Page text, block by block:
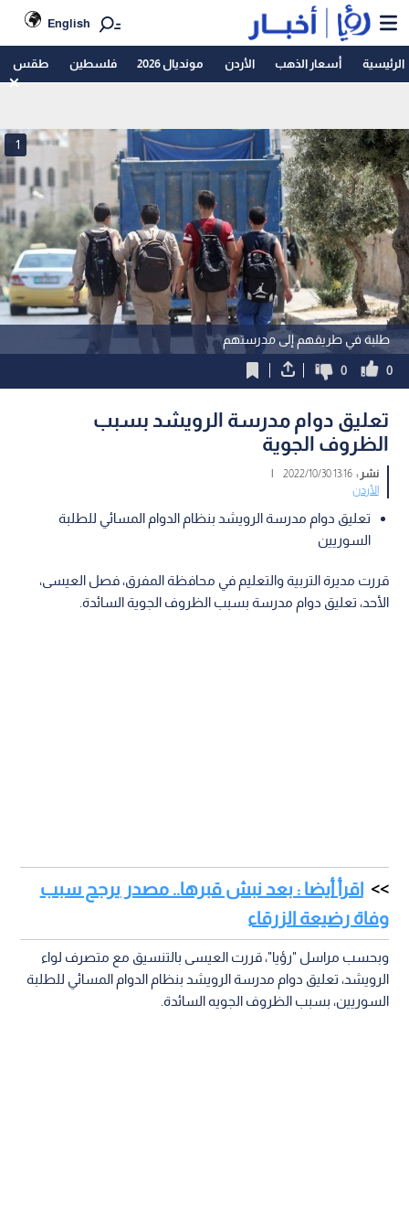
English
الرئيسية أسعار الذهب الأردن مونديال 2026 فلسطين طقس
طلبة في طريقهم إلى مدرستهم
1
0
0
تعليق دوام مدرسة الرويشد بسبب
الظروف الجوية
نشر :13:16 2022/10/30
|
الأردن
تعليق دوام مدرسة الرويشد بنظام الدوام المسائي للطلبة
السوريين
قررت مديرة التربية والتعليم في محافظة المفرق، فصل العيسى،
الأحد، تعليق دوام مدرسة بسبب الظروف الجوية السائدة.
اقرأ أيضا : بعد نبش قبرها.. مصدر يرجح سبب
وفاة رضيعة الزرقاء
وبحسب مراسل "رؤيا"، قررت العيسى بالتنسيق مع متصرف لواء
الرويشد، تعليق دوام مدرسة الرويشد بنظام الدوام المسائي للطلبة
السوريين، بسبب الظروف الجويه السائدة.